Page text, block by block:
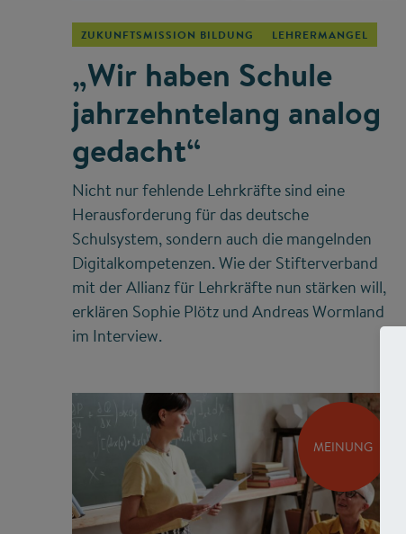
ZUKUNFTSMISSION BILDUNG LEHRERMANGEL
„Wir haben Schule
jahrzehntelang analog
gedacht“
Nicht nur fehlende Lehrkräfte sind eine
Herausforderung für das deutsche
Schulsystem, sondern auch die mangelnden
Digitalkompetenzen. Wie der Stifterverband
mit der Allianz für Lehrkräfte nun stärken will,
erklären Sophie Plötz und Andreas Wormland
im Interview.
MEINUNG